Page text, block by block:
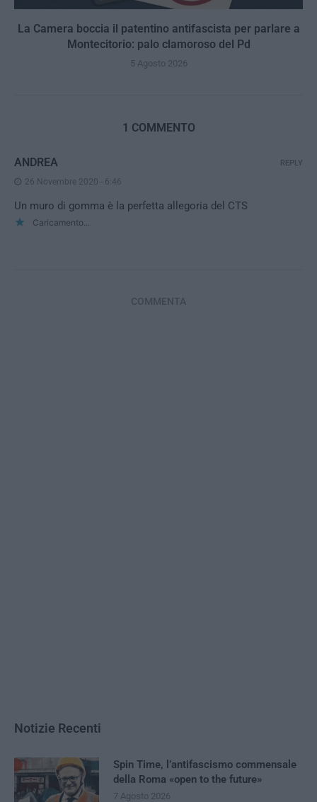
La Camera boccia il patentino antifascista per parlare a
Montecitorio: palo clamoroso del Pd
5 Agosto 2026
1 COMMENTO
ANDREA
26 Novembre 2020 - 6:46
Un muro di gomma è la perfetta allegoria del CTS
Caricamento...
REPLY
COMMENTA
Notizie Recenti
Spin Time, l’antifascismo commensale
della Roma «open to the future»
7 Agosto 2026